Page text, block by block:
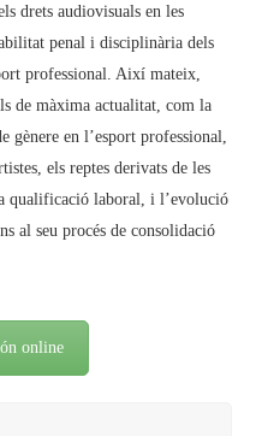
drets audiovisuals en les
penal i disciplinària dels
professional. Així mateix,
de màxima actualitat, com la
en l’esport professional,
els reptes derivats de les
qualificació laboral, i l’evolució
al seu procés de consolidació
online